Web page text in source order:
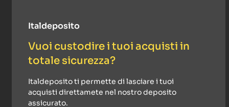
Italdeposito
Vuoi custodire i tuoi acquisti in
totale sicurezza?
Italdeposito ti permette di lasciare i tuoi
acquisti direttamete nel nostro deposito
assicurato.